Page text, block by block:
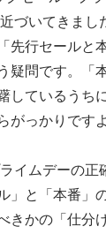
づいてきまし
先行セールと
疑問です。「
しているうち
がっかりですよ
イムデーの正
」と「本番」
きかの「仕分